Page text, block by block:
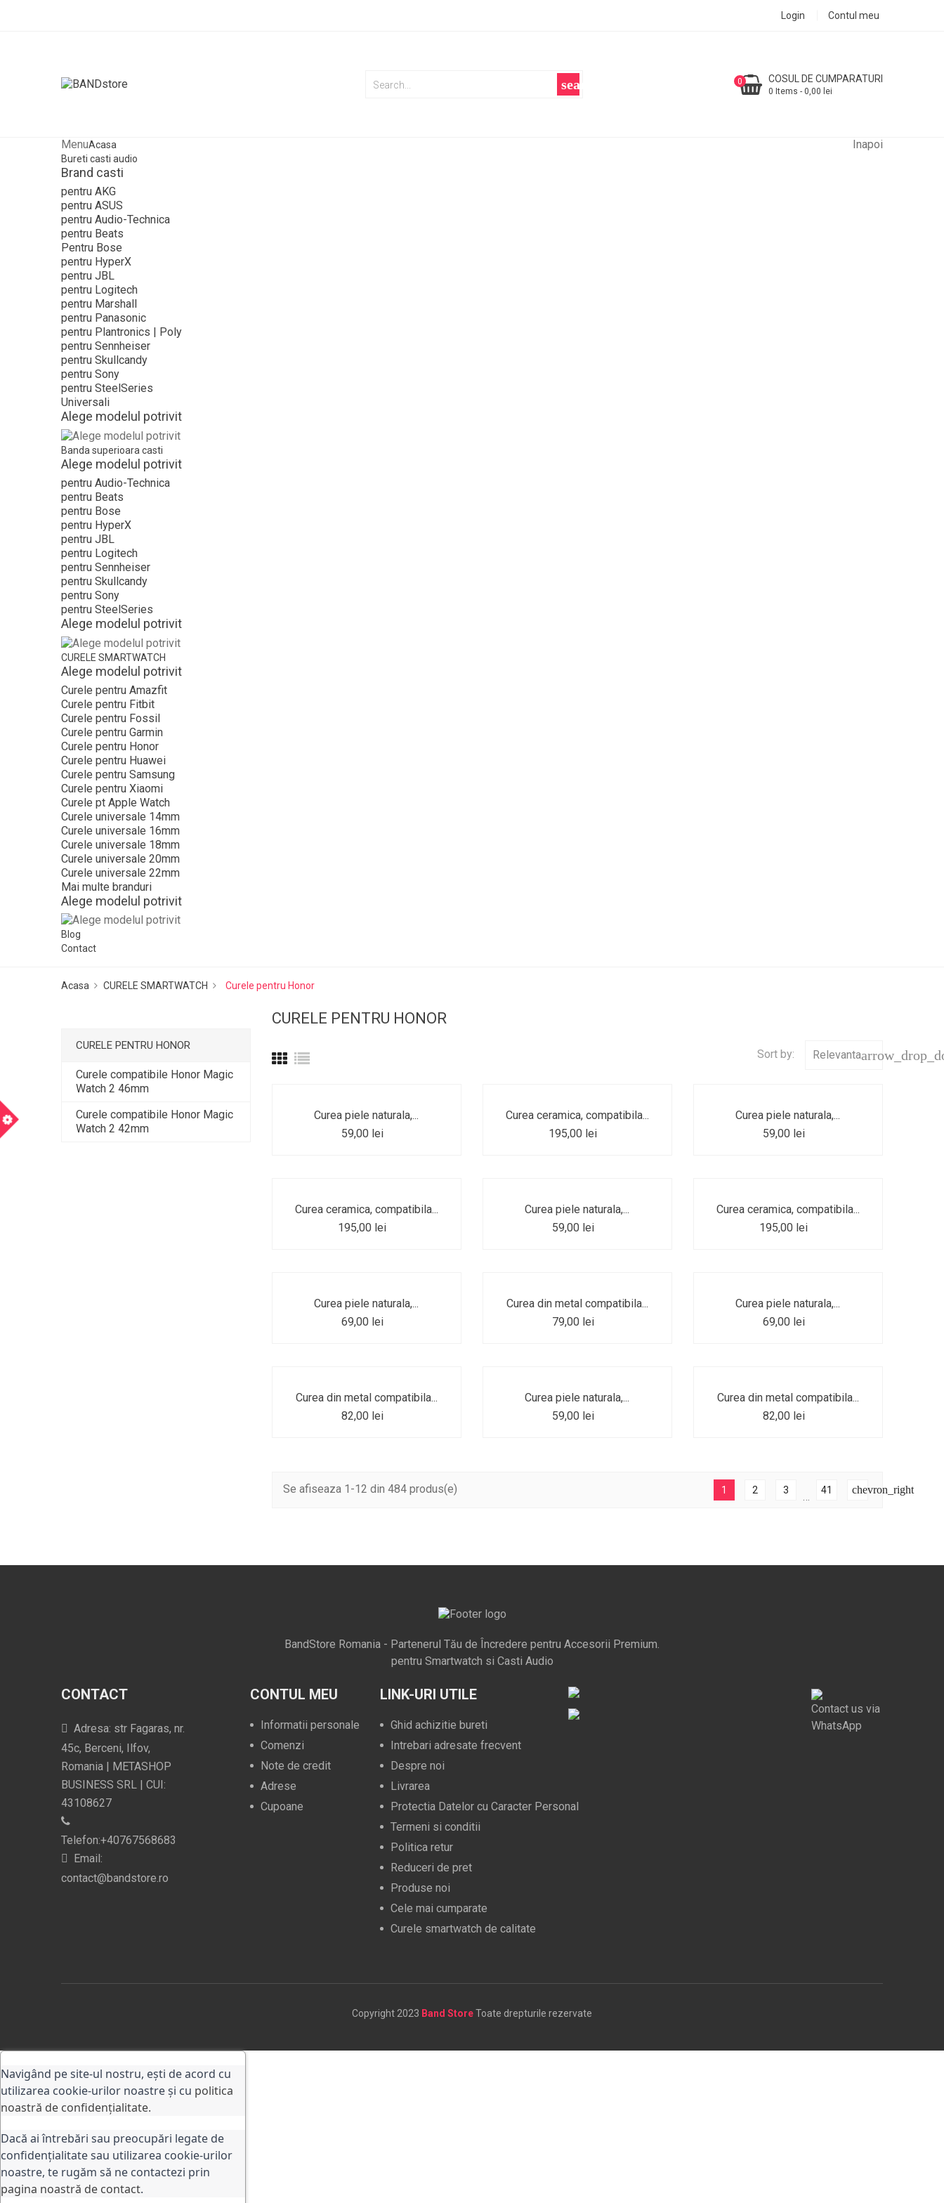
Login Contul meu
search COSUL DE CUMPARATURI
0 Items - 0,00 lei
0
Menu Inapoi
Acasa
Bureti casti audio
Brand casti
pentru AKG
pentru ASUS
pentru Audio-Technica
pentru Beats
Pentru Bose
pentru HyperX
pentru JBL
pentru Logitech
pentru Marshall
pentru Panasonic
pentru Plantronics | Poly
pentru Sennheiser
pentru Skullcandy
pentru Sony
pentru SteelSeries
Universali
Alege modelul potrivit
Banda superioara casti
Alege modelul potrivit
pentru Audio-Technica
pentru Beats
pentru Bose
pentru HyperX
pentru JBL
pentru Logitech
pentru Sennheiser
pentru Skullcandy
pentru Sony
pentru SteelSeries
Alege modelul potrivit
CURELE SMARTWATCH
Alege modelul potrivit
Curele pentru Amazfit
Curele pentru Fitbit
Curele pentru Fossil
Curele pentru Garmin
Curele pentru Honor
Curele pentru Huawei
Curele pentru Samsung
Curele pentru Xiaomi
Curele pt Apple Watch
Curele universale 14mm
Curele universale 16mm
Curele universale 18mm
Curele universale 20mm
Curele universale 22mm
Mai multe branduri
Alege modelul potrivit
Blog
Contact
Acasa CURELE SMARTWATCH Curele pentru Honor
CURELE PENTRU HONOR
Curele compatibile Honor Magic
Watch 2 46mm
Curele compatibile Honor Magic
Watch 2 42mm
CURELE PENTRU HONOR
Sort by: Relevanta
Curea piele naturala,...
59,00 lei
Curea ceramica, compatibila...
195,00 lei
Curea piele naturala,...
59,00 lei
Curea ceramica, compatibila...
195,00 lei
Curea piele naturala,...
59,00 lei
Curea ceramica, compatibila...
195,00 lei
Curea piele naturala,...
69,00 lei
Curea din metal compatibila...
79,00 lei
Curea piele naturala,...
69,00 lei
Curea din metal compatibila...
82,00 lei
Curea piele naturala,...
59,00 lei
Curea din metal compatibila...
82,00 lei
Se afiseaza 1-12 din 484 produs(e) 1 2 3 … 41 chevron_right
BandStore Romania - Partenerul Tău de Încredere pentru Accesorii Premium.
pentru Smartwatch si Casti Audio
CONTACT
Adresa: str Fagaras, nr.
45c, Berceni, Ilfov,
Romania | METASHOP
BUSINESS SRL | CUI:
43108627
Telefon:+40767568683
Email:
contact@bandstore.ro
CONTUL MEU
Informatii personale
Comenzi
Note de credit
Adrese
Cupoane
LINK-URI UTILE
Ghid achizitie bureti
Intrebari adresate frecvent
Despre noi
Livrarea
Protectia Datelor cu Caracter Personal
Termeni si conditii
Politica retur
Reduceri de pret
Produse noi
Cele mai cumparate
Curele smartwatch de calitate
Contact us via
WhatsApp
Copyright 2023 Band StoreToate drepturile rezervate
Navigând pe site-ul nostru, ești de acord cu
utilizarea cookie-urilor noastre și cu politica
noastră de confidențialitate.
Dacă ai întrebări sau preocupări legate de
confidențialitate sau utilizarea cookie-urilor
noastre, te rugăm să ne contactezi prin
pagina noastră de contact.